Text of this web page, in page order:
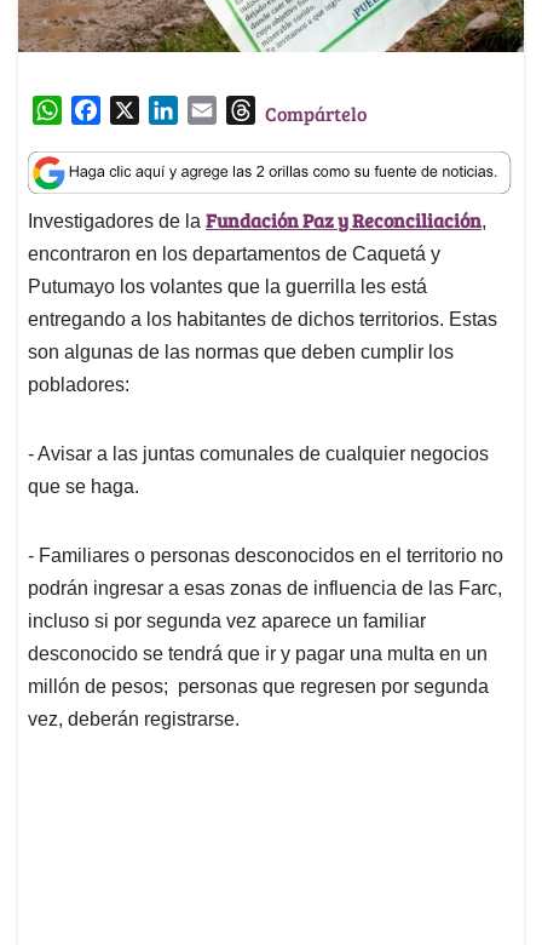
W
a
t
s
A
p
p
c
e
b
o
o
k
n
k
e
d
I
n
a
i
l
T
r
e
a
d
s
Compártelo
Investigadores de la Fundación Paz y Reconciliación,
encontraron en los departamentos de Caquetá y
Putumayo los volantes que la guerrilla les está
entregando a los habitantes de dichos territorios. Estas
son algunas de las normas que deben cumplir los
pobladores:
- Avisar a las juntas comunales de cualquier negocios
que se haga.
- Familiares o personas desconocidos en el territorio no
podrán ingresar a esas zonas de influencia de las Farc,
incluso si por segunda vez aparece un familiar
desconocido se tendrá que ir y pagar una multa en un
millón de pesos; personas que regresen por segunda
vez, deberán registrarse.